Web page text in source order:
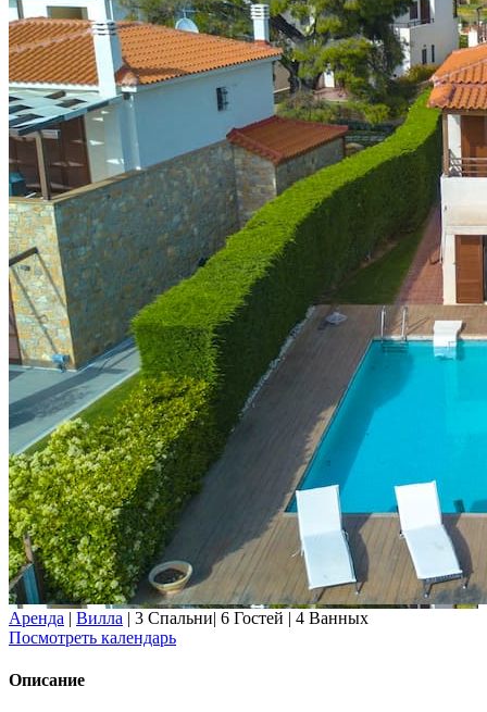
Аренда | Вилла | 3 Спальни| 6 Гостей | 4 Ванных
Посмотреть календарь
Описание